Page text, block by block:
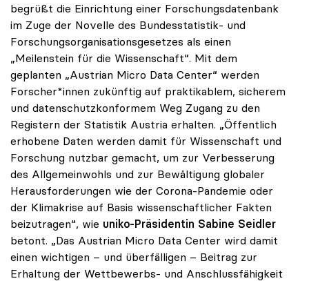
begrüßt die Einrichtung einer Forschungsdatenbank
im Zuge der Novelle des Bundesstatistik- und
Forschungsorganisationsgesetzes als einen
„Meilenstein für die Wissenschaft“. Mit dem
geplanten „Austrian Micro Data Center“ werden
Forscher*innen zukünftig auf praktikablem, sicherem
und datenschutzkonformem Weg Zugang zu den
Registern der Statistik Austria erhalten. „Öffentlich
erhobene Daten werden damit für Wissenschaft und
Forschung nutzbar gemacht, um zur Verbesserung
des Allgemeinwohls und zur Bewältigung globaler
Herausforderungen wie der Corona-Pandemie oder
der Klimakrise auf Basis wissenschaftlicher Fakten
beizutragen“, wie uniko-Präsidentin Sabine Seidler
betont. „Das Austrian Micro Data Center wird damit
einen wichtigen – und überfälligen – Beitrag zur
Erhaltung der Wettbewerbs- und Anschlussfähigkeit